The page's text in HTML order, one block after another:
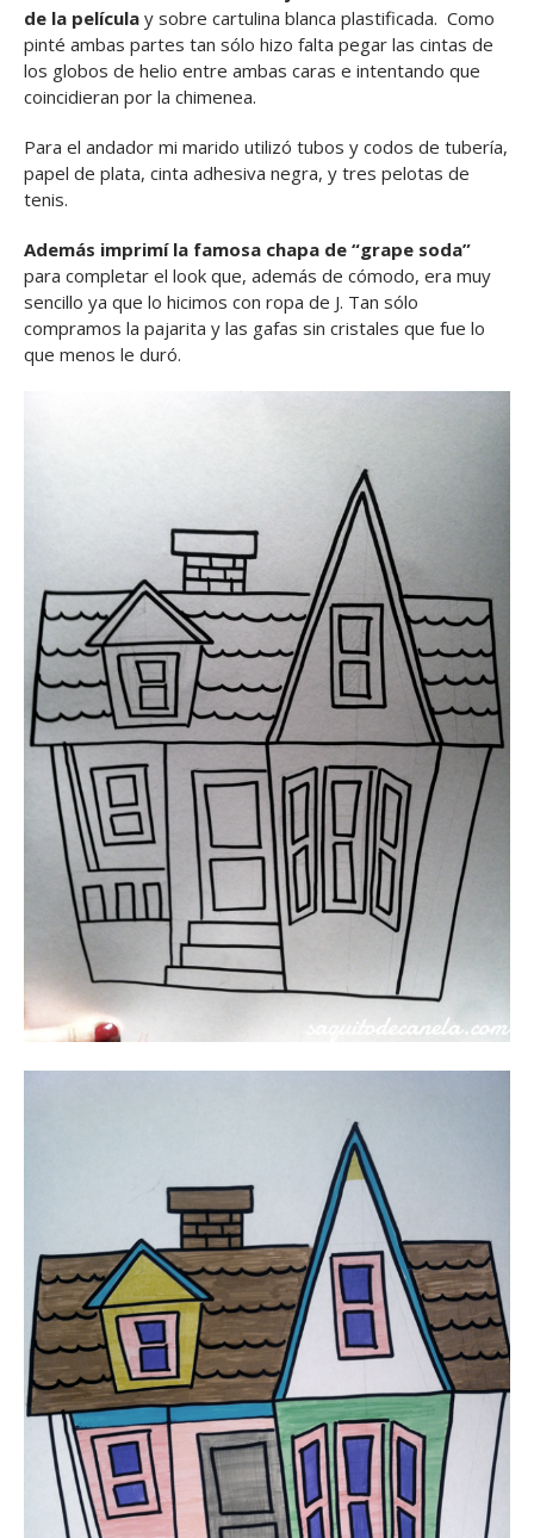
de la película y sobre cartulina blanca plastificada. Como
pinté ambas partes tan sólo hizo falta pegar las cintas de
los globos de helio entre ambas caras e intentando que
coincidieran por la chimenea.
Para el andador mi marido utilizó tubos y codos de tubería,
papel de plata, cinta adhesiva negra, y tres pelotas de
tenis.
Además imprimí la famosa chapa de “grape soda”
para completar el look que, además de cómodo, era muy
sencillo ya que lo hicimos con ropa de J. Tan sólo
compramos la pajarita y las gafas sin cristales que fue lo
que menos le duró.